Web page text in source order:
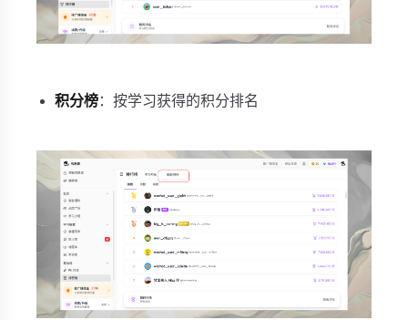
积分榜：按学习获得的积分排名